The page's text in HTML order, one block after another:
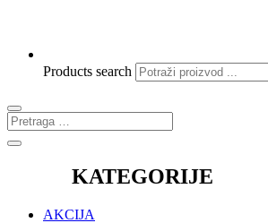
Products search
KATEGORIJE
AKCIJA